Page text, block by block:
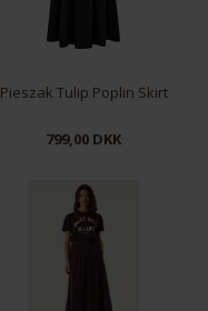
42
Pieszak Tulip Poplin Skirt
799,00 DKK